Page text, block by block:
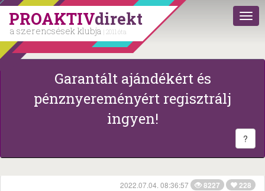
PROAKTIVdirekt
a szerencsések klubja | 2011 óta
Garantált ajándékért és
pénznyereményért regisztrálj
ingyen!
?
2022.07.04. 08:36:57 8227 228